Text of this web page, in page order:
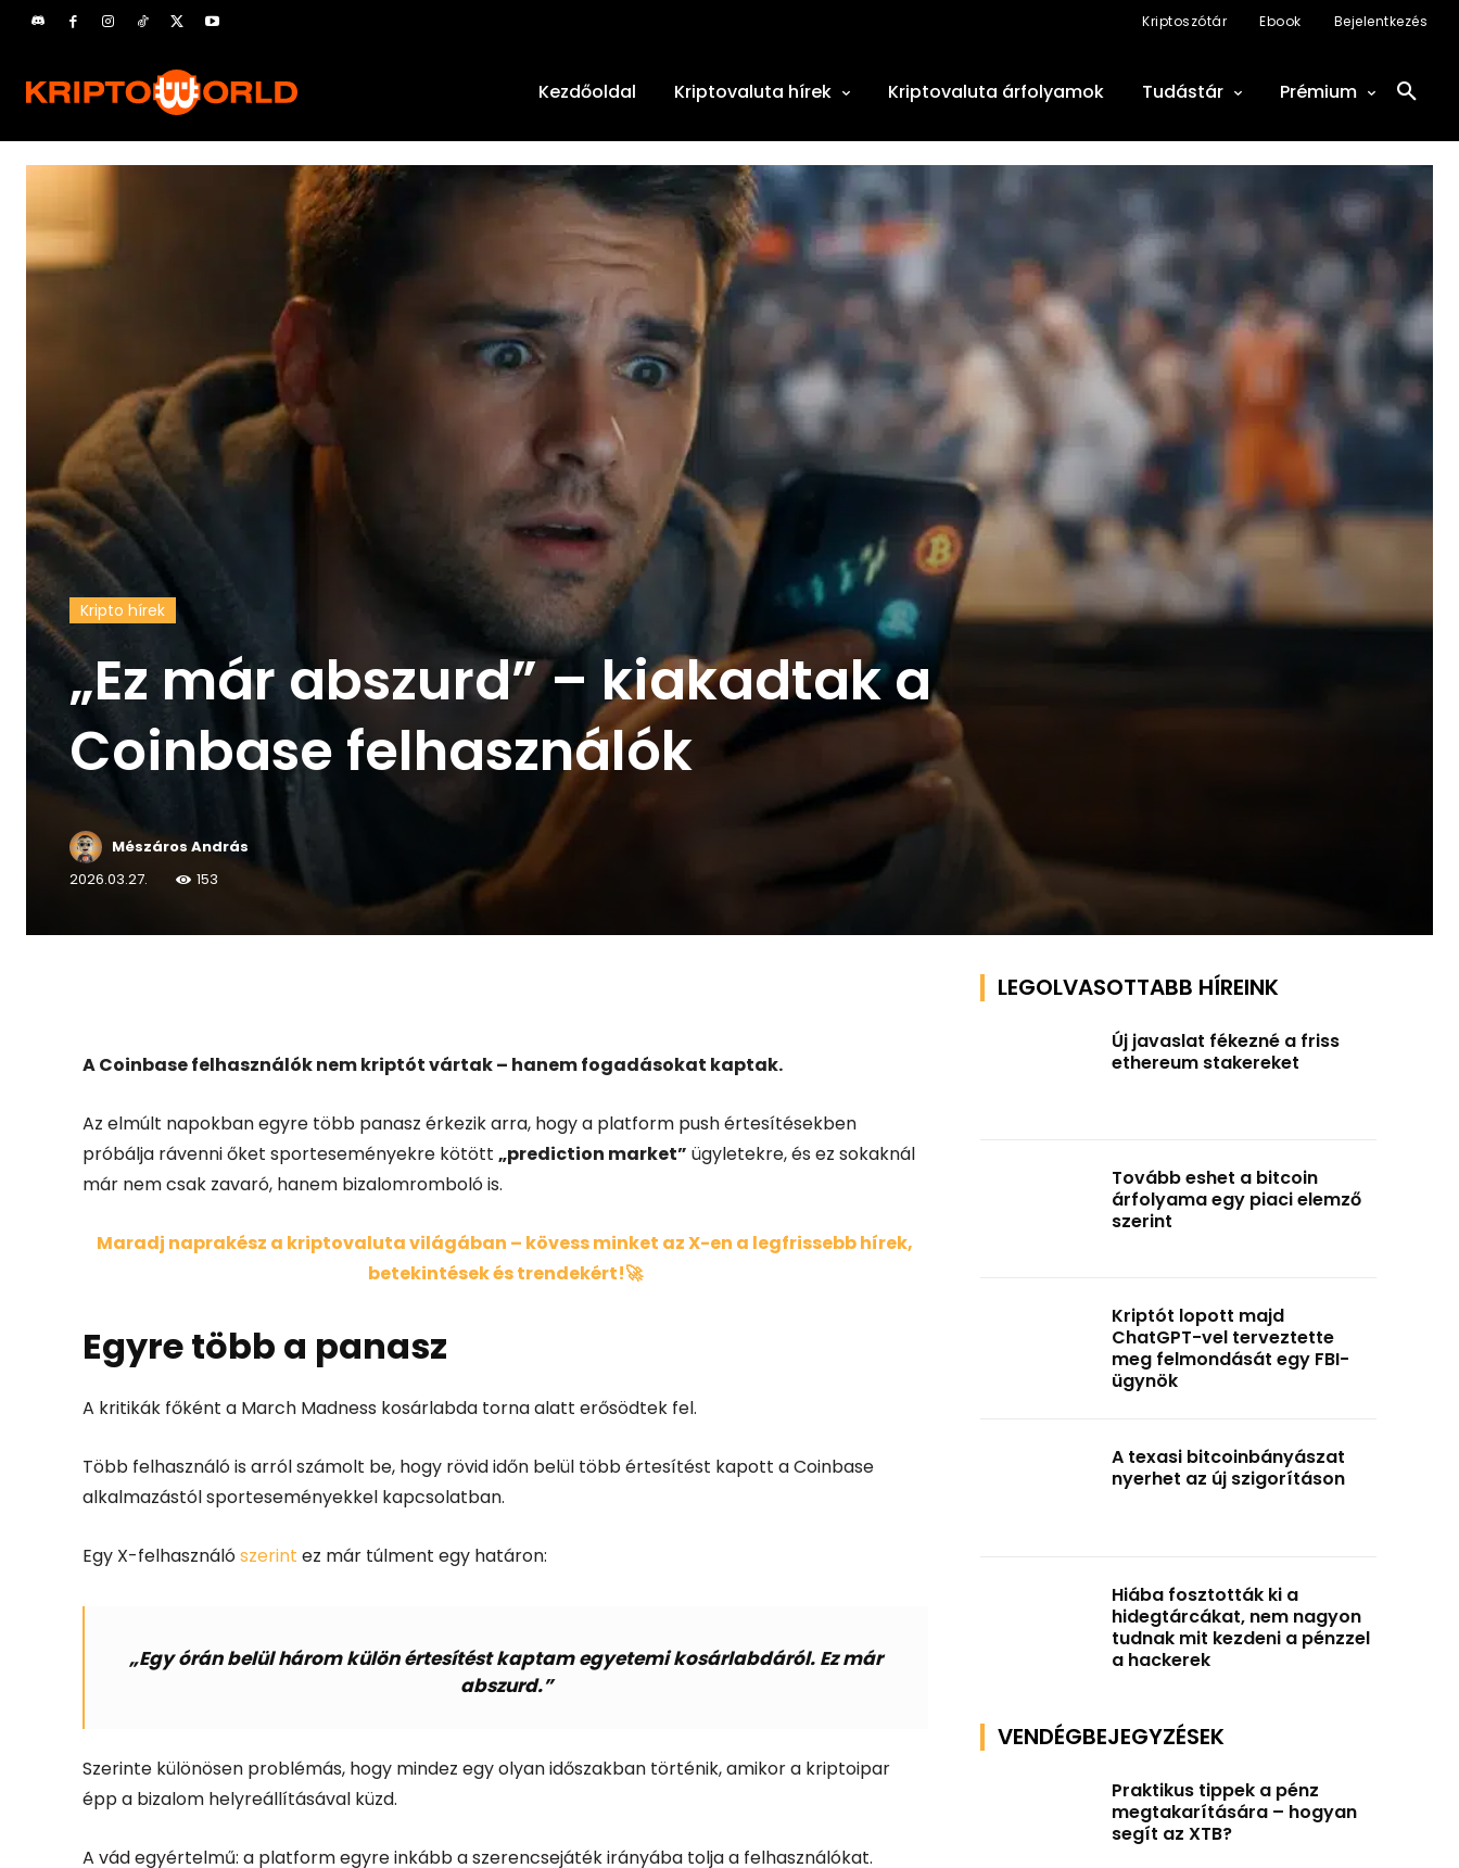
Kriptoszótár Ebook Bejelentkezés
Kezdőoldal Kriptovaluta hírek Kriptovaluta árfolyamok Tudástár Prémium
Kripto hírek
„Ez már abszurd” – kiakadtak a
Coinbase felhasználók
Mészáros András
2026.03.27.
153
A Coinbase felhasználók nem kriptót vártak – hanem fogadásokat kaptak.
Az elmúlt napokban egyre több panasz érkezik arra, hogy a platform push értesítésekben
próbálja rávenni őket sporteseményekre kötött „prediction market” ügyletekre, és ez sokaknál
már nem csak zavaró, hanem bizalomromboló is.
Maradj naprakész a kriptovaluta világában – kövess minket az X-en a legfrissebb hírek,
betekintések és trendekért!🚀
Egyre több a panasz
A kritikák főként a March Madness kosárlabda torna alatt erősödtek fel.
Több felhasználó is arról számolt be, hogy rövid időn belül több értesítést kapott a Coinbase
alkalmazástól sporteseményekkel kapcsolatban.
Egy X-felhasználószerint ez már túlment egy határon:
„Egy órán belül három külön értesítést kaptam egyetemi kosárlabdáról. Ez már
abszurd.”
Szerinte különösen problémás, hogy mindez egy olyan időszakban történik, amikor a kriptoipar
épp a bizalom helyreállításával küzd.
A vád egyértelmű: a platform egyre inkább a szerencsejáték irányába tolja a felhasználókat.
LEGOLVASOTTABB HÍREINK
Új javaslat fékezné a friss
ethereum stakereket
Tovább eshet a bitcoin
árfolyama egy piaci elemző
szerint
Kriptót lopott majd
ChatGPT-vel terveztette
meg felmondását egy FBI-
ügynök
A texasi bitcoinbányászat
nyerhet az új szigorításon
Hiába fosztották ki a
hidegtárcákat, nem nagyon
tudnak mit kezdeni a pénzzel
a hackerek
VENDÉGBEJEGYZÉSEK
Praktikus tippek a pénz
megtakarítására – hogyan
segít az XTB?